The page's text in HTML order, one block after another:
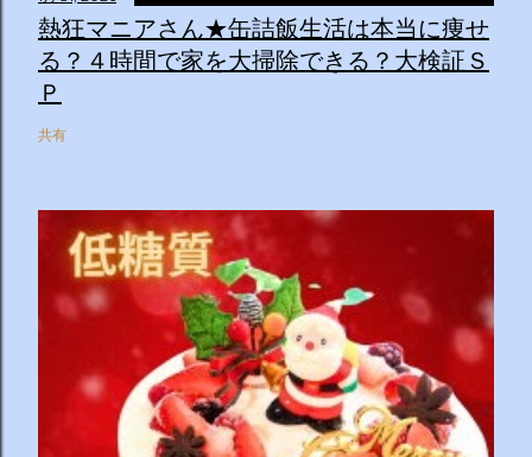
熱狂マニアさん★缶詰飯生活は本当に痩せ
る？４時間で家を大掃除できる？大検証Ｓ
Ｐ
共有